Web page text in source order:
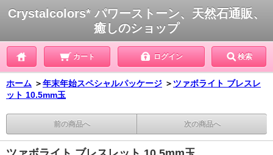
Crystalcolors* パワーストーン、天然石通販、
癒しのショップ
カート ログイン 検索
ホーム ＞年末年始スペシャルパッケージ ＞ ツァボライト ブレスレ
ット 10.5mm玉
前の商品へ 次の商品へ